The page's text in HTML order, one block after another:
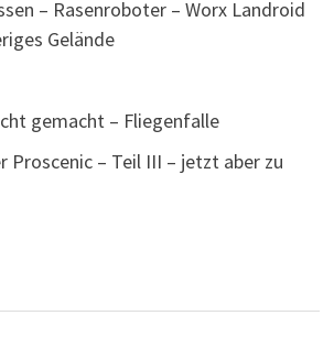
– Rasenroboter – Worx Landroid
Gelände
gemacht – Fliegenfalle
Proscenic – Teil III – jetzt aber zu